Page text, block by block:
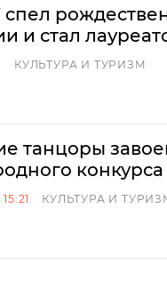
и стал
КУЛЬТУРА И ТУРИЗМ
танцоры
КУЛЬТУРА И